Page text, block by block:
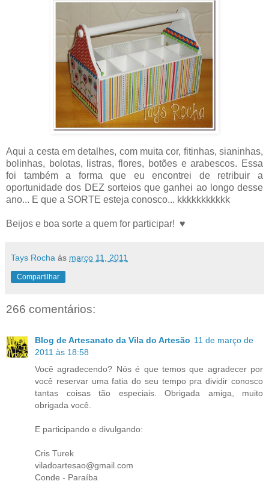
Aqui a cesta em detalhes, com muita cor, fitinhas, sianinhas,
bolinhas, bolotas, listras, flores, botões e arabescos. Essa
foi também a forma que eu encontrei de retribuir a
oportunidade dos DEZ sorteios que ganhei ao longo desse
ano... E que a SORTE esteja conosco... kkkkkkkkkkk
Beijos e boa sorte a quem for participar! ♥
Tays Rocha às março 11, 2011
Compartilhar
266 comentários:
Blog de Artesanato da Vila do Artesão 11 de março de
2011 às 18:58
Você agradecendo? Nós é que temos que agradecer por
você reservar uma fatia do seu tempo pra dividir conosco
tantas coisas tão especiais. Obrigada amiga, muito
obrigada você.
E participando e divulgando:
Cris Turek
viladoartesao@gmail.com
Conde - Paraíba